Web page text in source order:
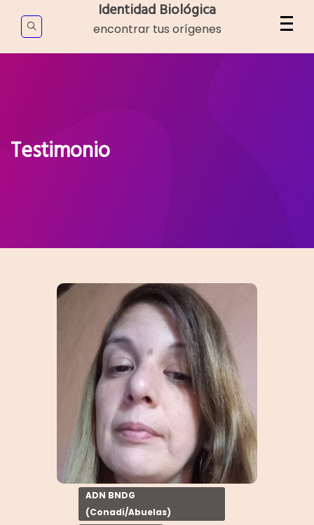
content
Identidad Biológica
encontrar tus orígenes
Testimonio
ADN BNDG
(Conadi/Abuelas)